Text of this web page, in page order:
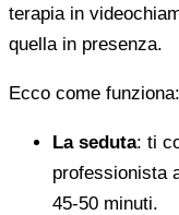
terapia in
quella in presenza.
Ecco come funziona:
La seduta: ti
professionista
45-50 minuti.